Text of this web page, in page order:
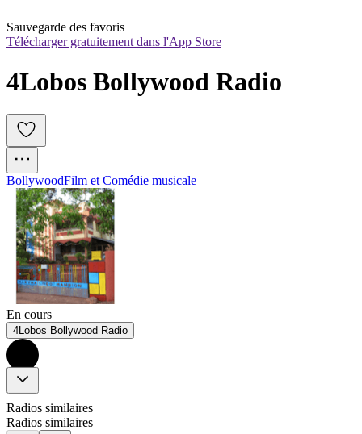
Sauvegarde des favoris
Télécharger gratuitement dans l'App Store
4Lobos Bollywood Radio
BollywoodFilm et Comédie musicale
En cours
4Lobos Bollywood Radio
Radios similaires
Radios similaires